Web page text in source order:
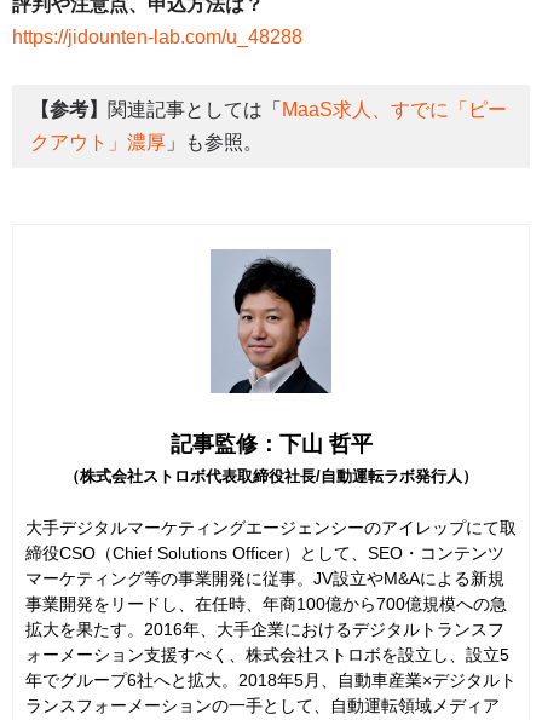
https://jidounten-lab.com/u_48288
【参考】 関連記事としては「 MaaS求人、すでに「ピー
クアウト」濃厚 」も参照。
記事監修：下山 哲平
（株式会社ストロボ代表取締役社長/自動運転ラボ発行人）
大手デジタルマーケティングエージェンシーのアイレップにて取
締役CSO（Chief Solutions Officer）として、SEO・コンテンツ
マーケティング等の事業開発に従事。JV設立やM&Aによる新規
事業開発をリードし、在任時、年商100億から700億規模への急
拡大を果たす。2016年、大手企業におけるデジタルトランスフ
ォーメーション支援すべく、株式会社ストロボを設立し、設立5
年でグループ6社へと拡大。2018年5月、自動車産業×デジタルト
ランスフォーメーションの一手として、自動運転領域メディア